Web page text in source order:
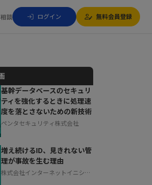
談 ログイン 無料会員登録
サービスについて
問いただけます！
込み可能
る 無料
基幹データベースのセキュリ
ティを強化するときに処理速
度を落とさないための新技術
ペンタセキュリティ株式会社
増え続けるID、見きれない管
理が事故を生む理由
株式会社インターネットイニシア